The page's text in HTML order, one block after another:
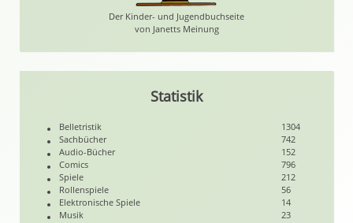
Der Kinder- und Jugendbuchseite
von Janetts Meinung
Statistik
Belletristik
1304
Sachbücher
742
Audio-Bücher
152
Comics
796
Spiele
212
Rollenspiele
56
Elektronische Spiele
14
Musik
23